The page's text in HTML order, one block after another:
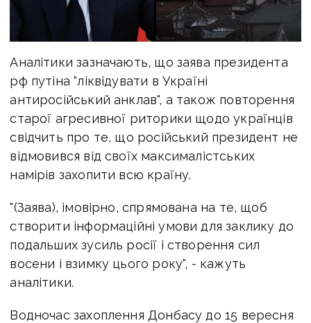
Аналітики зазначають, що заява президента
рф путіна "ліквідувати в Україні
антиросійський анклав", а також повторення
старої агресивної риторики щодо українців
свідчить про те, що російський президент не
відмовився від своїх максималістських
намірів захопити всю країну.
"(Заява), імовірно, спрямована на те, щоб
створити інформаційні умови для заклику до
подальших зусиль росії і створення сил
восени і взимку цього року", - кажуть
аналітики.
Водночас захоплення Донбасу до 15 вересня